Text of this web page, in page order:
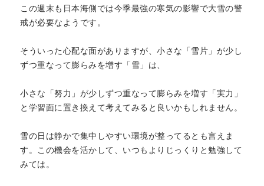
この週末も日本海側では今季最強の寒気の影響で大雪の警
戒が必要なようです。
そういった心配な面がありますが、小さな「雪片」が少し
ずつ重なって膨らみを増す「雪」は、
小さな「努力」が少しずつ重なって膨らみを増す「実力」
と学習面に置き換えて考えてみると良いかもしれません。
雪の日は静かで集中しやすい環境が整ってるとも言えま
す。この機会を活かして、いつもよりじっくりと勉強して
みては。